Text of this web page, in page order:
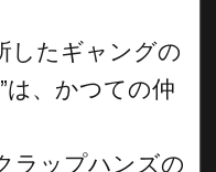
したギャングの
は、かつての仲
ラップハンズの